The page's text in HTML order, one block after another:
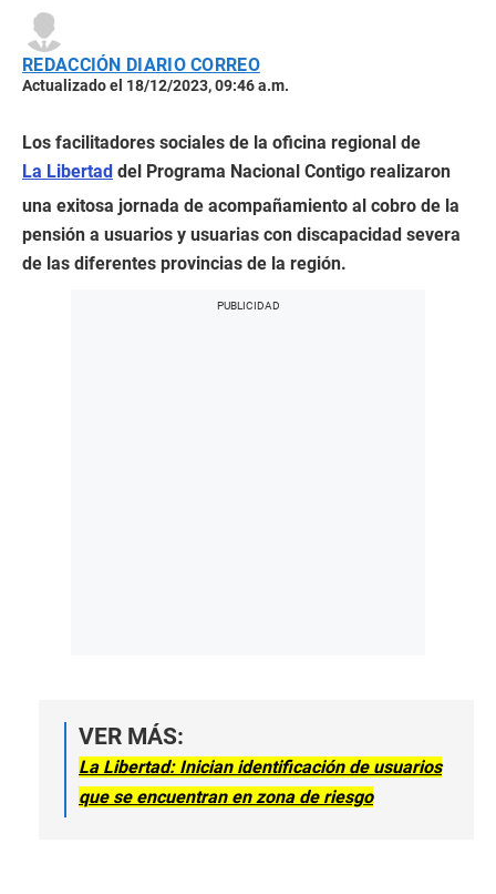
REDACCIÓN DIARIO CORREO
Actualizado el 18/12/2023, 09:46 a.m.
Los facilitadores sociales de la oficina regional de
La Libertad del Programa Nacional Contigo realizaron
una exitosa jornada de acompañamiento al cobro de la
pensión a usuarios y usuarias con discapacidad severa
de las diferentes provincias de la región.
VER MÁS:
La Libertad: Inician identificación de usuarios
que se encuentran en zona de riesgo